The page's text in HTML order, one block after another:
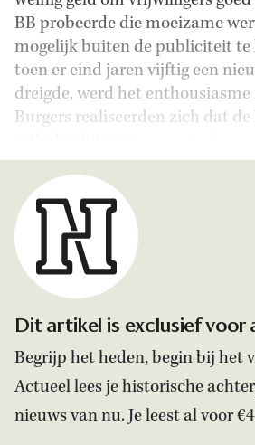
BB probeerde die moeizame
mogelijk buiten de publiciteit te
toen er eind jaren vijftig een
dreigde, werd het
Burgers realiseerden zich dat
Dit artikel is exclusief voor
Begrijp het heden, begin bij het
Actueel lees je historische
nieuws van nu. Je leest al voor